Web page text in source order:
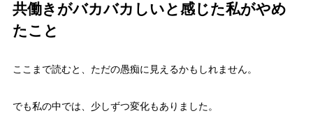
共働きがバカバカしいと感じた私がやめ
たこと
ここまで読むと、ただの愚痴に見えるかもしれません。
でも私の中では、少しずつ変化もありました。